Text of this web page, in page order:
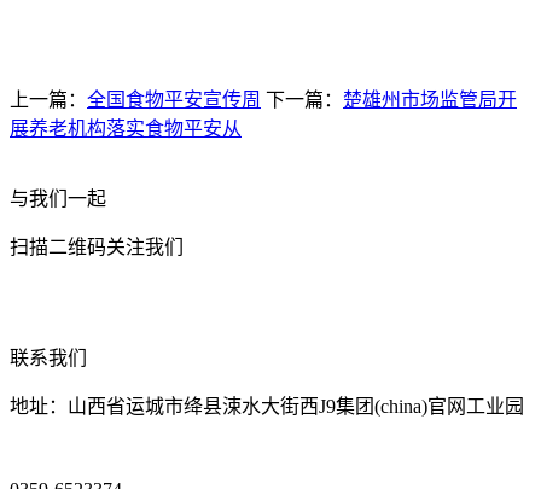
上一篇： 全国食物平安宣传周 下一篇： 楚雄州市场监管局开
展养老机构落实食物平安从
与我们一起
扫描二维码关注我们
联系我们
地址：山西省运城市绛县涑水大街西J9集团(china)官网工业园